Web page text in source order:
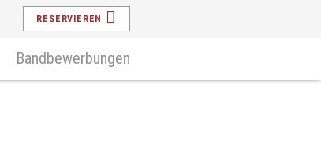
Bandbewerbungen
RESERVIEREN